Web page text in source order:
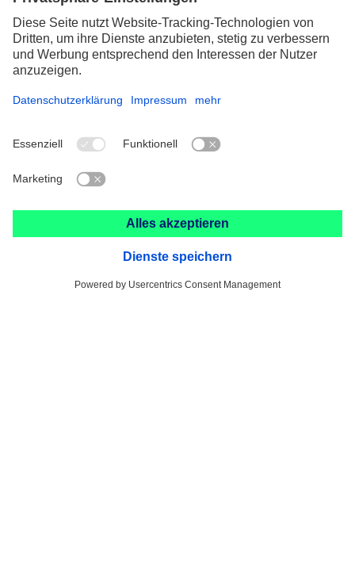
Mehr über PFERD TOOLS
Über PFERD TOOLS
Kontakt
Arbeiten bei PFERD TOOLS
Werkzeughandbuch
Downloads
PFERD TOOLS ACADEMY
Leistungen für den Handel
E-Commerce